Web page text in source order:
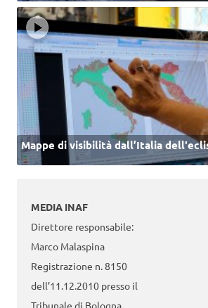
Mappe di visibilità dall’Italia
MEDIA INAF
Direttore responsabile:
Marco Malaspina
Registrazione n. 8150
dell’11.12.2010 presso il
Tribunale di Bologna